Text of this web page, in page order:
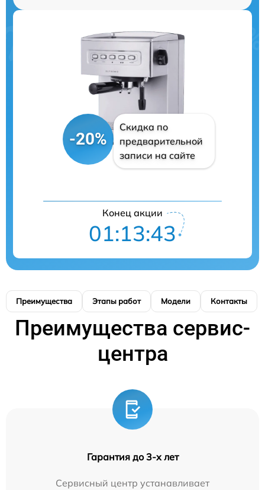
-20%
Скидка по
предварительной
записи на сайте
Конец акции
01:13:41
Преимущества Этапы работ Модели Контакты
Преимущества сервис-
центра
Гарантия до 3-х лет
Сервисный центр устанавливает